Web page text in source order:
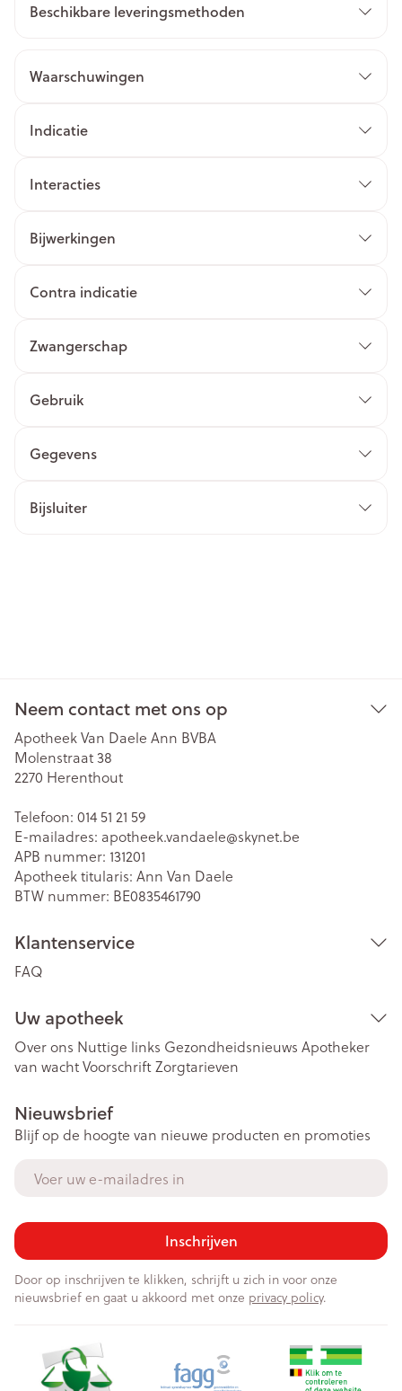
Beschikbare leveringsmethoden
Waarschuwingen
Indicatie
Interacties
Bijwerkingen
Contra indicatie
Zwangerschap
Gebruik
Gegevens
Bijsluiter
Neem contact met ons op
Apotheek Van Daele Ann BVBA
Molenstraat 38
2270 Herenthout
Telefoon: 014 51 21 59
E-mailadres: apotheek.vandaele@skynet.be
APB nummer: 131201
Apotheek titularis: Ann Van Daele
BTW nummer: BE0835461790
Klantenservice
FAQ
Uw apotheek
Over ons Nuttige links Gezondheidsnieuws Apotheker
van wachtVoorschriftZorgtarieven
Nieuwsbrief
Blijf op de hoogte van nieuwe producten en promoties
Inschrijven
Door op inschrijven te klikken, schrijft u zich in voor onze
nieuwsbrief en gaat u akkoord met onze privacy policy.